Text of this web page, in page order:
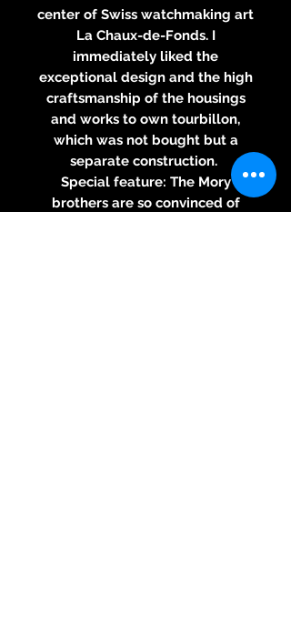
center of Swiss watchmaking art
La Chaux-de-Fonds. I
immediately liked the
exceptional design and the high
craftsmanship of the housings
and works to own tourbillon,
which was not bought but a
separate construction.
Special feature: The Mory
brothers are so convinced of